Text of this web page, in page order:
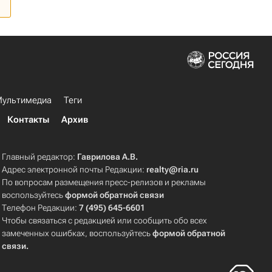
Теги
Контакты
Архив
Главный редактор: Гаврилова А.В.
Адрес электронной почты Редакции: realty@ria.ru
По вопросам размещения пресс-релизов и рекламы
воспользуйтесьформой обратной связи
Телефон Редакции:7 (495) 645-6601
Чтобы связаться с редакцией или сообщить обо всех
замеченных ошибках, воспользуйтесьформой обратной
связи.